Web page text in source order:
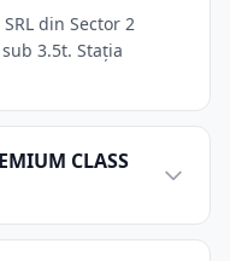
SRL din Sector 2
3.5t. Stația
CLASS